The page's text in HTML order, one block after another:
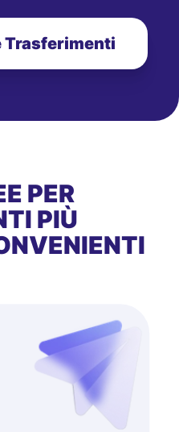
Trasferimenti
PER
PIÙ